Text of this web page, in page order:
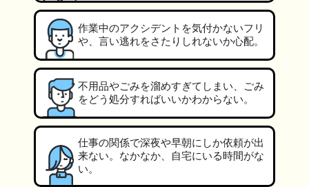
作業中のアクシデントを気付かないフリ
や、言い逃れをさたりしれないか心配。
不用品やごみを溜めすぎてしまい、ごみ
をどう処分すればいいかわからない。
仕事の関係で深夜や早朝にしか依頼が出
来ない。なかなか、自宅にいる時間がな
い。